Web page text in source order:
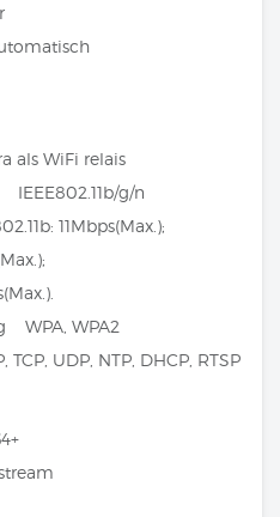
als WiFi relais
g/n
11Mbps(Max.);
WPA, WPA2
UDP, NTP, DHCP, RTSP